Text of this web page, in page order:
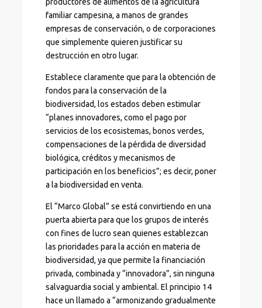
familiar campesina, a manos de grandes
empresas de conservación, o de corporaciones
que simplemente quieren justificar su
destrucción en otro lugar.
Establece claramente que para la obtención de
fondos para la conservación de la
biodiversidad, los estados deben estimular
“planes innovadores, como el pago por
servicios de los ecosistemas, bonos verdes,
compensaciones de la pérdida de diversidad
biológica, créditos y mecanismos de
participación en los beneficios”; es decir, poner
a la biodiversidad en venta.
El “Marco Global” se está convirtiendo en una
puerta abierta para que los grupos de interés
con fines de lucro sean quienes establezcan
las prioridades para la acción en materia de
biodiversidad, ya que permite la financiación
privada, combinada y “innovadora”, sin ninguna
salvaguardia social y ambiental. El principio 14
hace un llamado a “armonizando gradualmente